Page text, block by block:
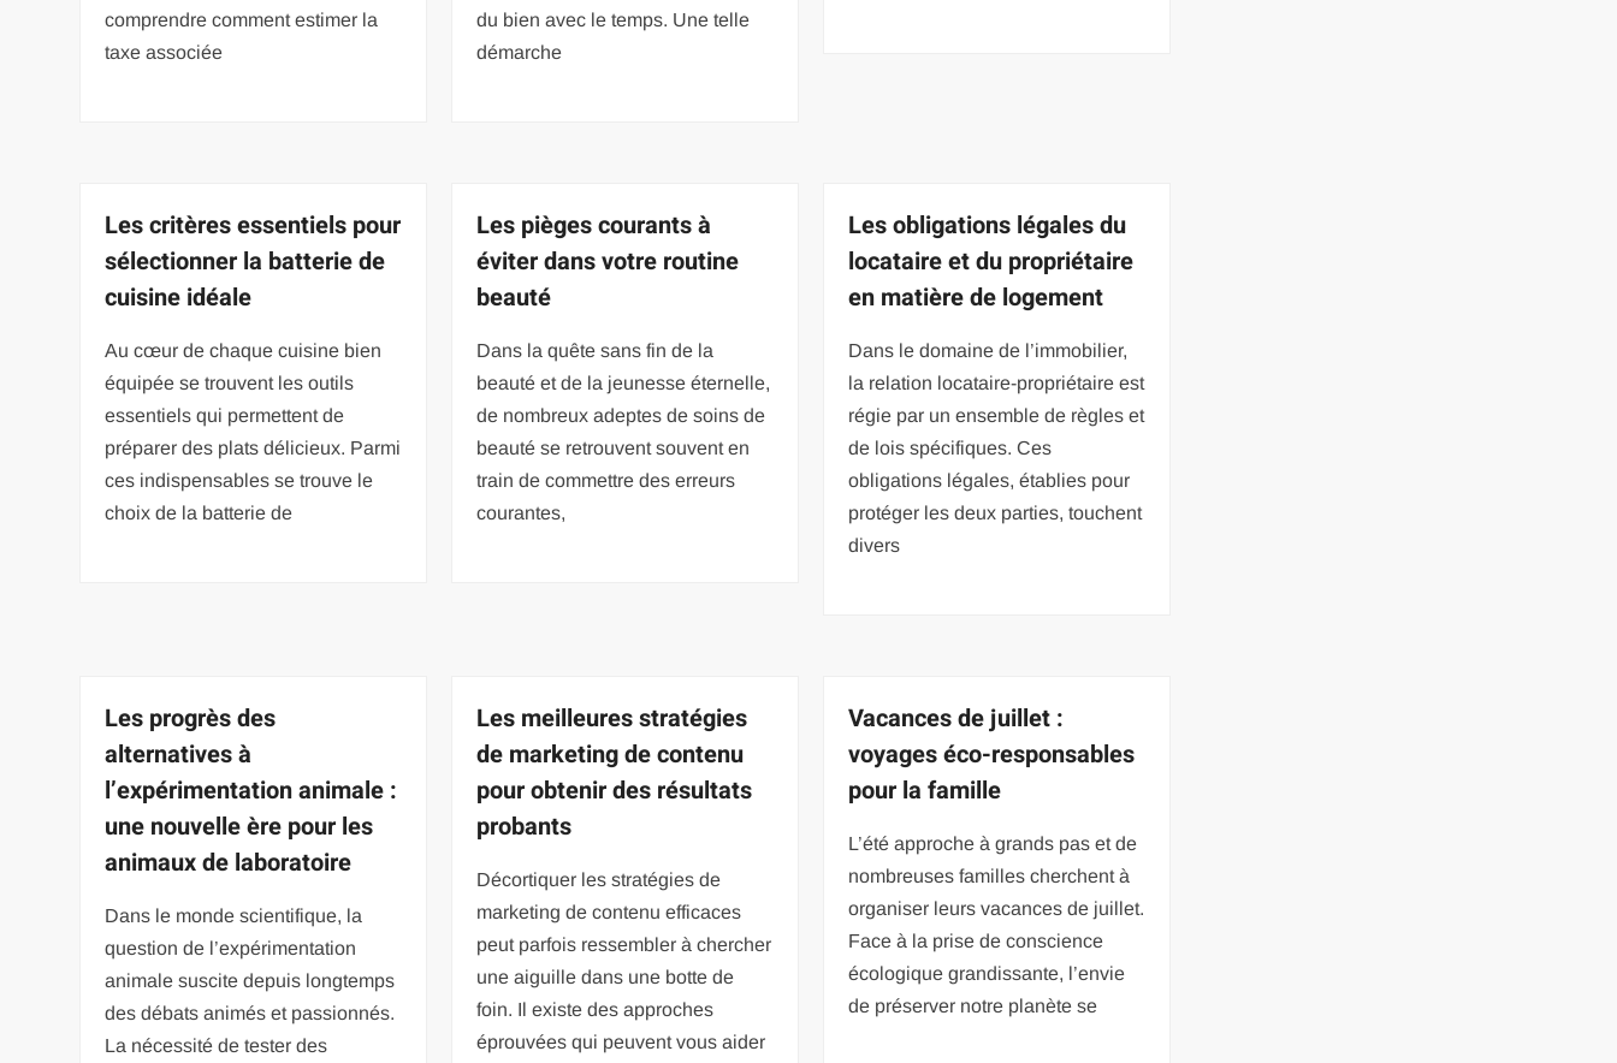
comprendre comment estimer la
taxe associée
du bien avec le temps. Une telle
démarche
Les critères essentiels pour
sélectionner la batterie de
cuisine idéale
Au cœur de chaque cuisine bien
équipée se trouvent les outils
essentiels qui permettent de
préparer des plats délicieux. Parmi
ces indispensables se trouve le
choix de la batterie de
Les pièges courants à
éviter dans votre routine
beauté
Dans la quête sans fin de la
beauté et de la jeunesse éternelle,
de nombreux adeptes de soins de
beauté se retrouvent souvent en
train de commettre des erreurs
courantes,
Les obligations légales du
locataire et du propriétaire
en matière de logement
Dans le domaine de l’immobilier,
la relation locataire-propriétaire est
régie par un ensemble de règles et
de lois spécifiques. Ces
obligations légales, établies pour
protéger les deux parties, touchent
divers
Les progrès des
alternatives à
l’expérimentation animale :
une nouvelle ère pour les
animaux de laboratoire
Dans le monde scientifique, la
question de l’expérimentation
animale suscite depuis longtemps
des débats animés et passionnés.
La nécessité de tester des
Les meilleures stratégies
de marketing de contenu
pour obtenir des résultats
probants
Décortiquer les stratégies de
marketing de contenu efficaces
peut parfois ressembler à chercher
une aiguille dans une botte de
foin. Il existe des approches
éprouvées qui peuvent vous aider
Vacances de juillet :
voyages éco-responsables
pour la famille
L’été approche à grands pas et de
nombreuses familles cherchent à
organiser leurs vacances de juillet.
Face à la prise de conscience
écologique grandissante, l’envie
de préserver notre planète se